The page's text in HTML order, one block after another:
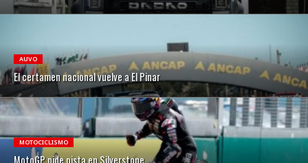
AUVO
El certamen nacional vuelve a El Pinar
MOTOCICLISMO
MotoGP pide pista en Silverstone